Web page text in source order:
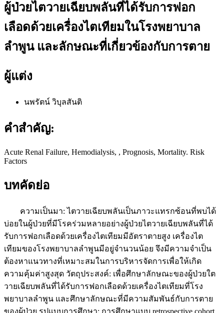
ผู้ป่วยไตวายเฉียบพลันที่ได้รับการฟอก
เลือดด้วยเครื่องไตเทียมในโรงพยาบาล
ลำพูน และลักษณะที่เกี่ยวข้องกับการตาย
ผู้แต่ง
นพรัตน์ วิบุลสันติ
คำสำคัญ:
Acute Renal Failure, Hemodialysis, , Prognosis, Mortality. Risk
Factors
บทคัดย่อ
ความเป็นมา: ไตวายเฉียบพลันเป็นภาวะแทรกซ้อนที่พบได้
บ่อยในผู้ป่วยที่มีโรคร่วมหลายอย่างผู้ป่วยไตวายเฉียบพลันที่ได้
รับการฟอกเลือดด้วยเครื่องไตเทียมมีอัตราตายสูง เครื่องไต
เทียมของโรงพยาบาลลำพูนมีอยู่จำนวนน้อย จึงมีความจำเป็น
ต้องหาแนวทางที่เหมาะสมในการบริหารจัดการเพื่อให้เกิด
ความคุ้มค่าสูงสุด วัตถุประสงค์: เพื่อศึกษาลักษณะของผู้ป่วยใต
วายเฉียบพลันที่ได้รับการฟอกเลือดด้วยเครื่องไตเทียมที่โรง
พยาบาลลำพูน และศึกษาลักษณะที่มีความสัมพันธ์กับการตาย